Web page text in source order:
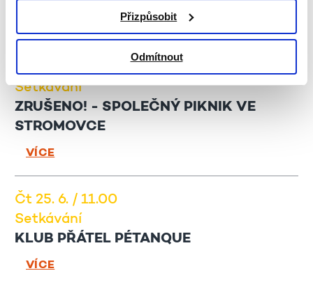
Přizpůsobit
Odmítnout
Setkávání
ZRUŠENO! - SPOLEČNÝ PIKNIK VE
STROMOVCE
VÍCE
Čt 25. 6. / 11.00
Setkávání
KLUB PŘÁTEL PÉTANQUE
VÍCE